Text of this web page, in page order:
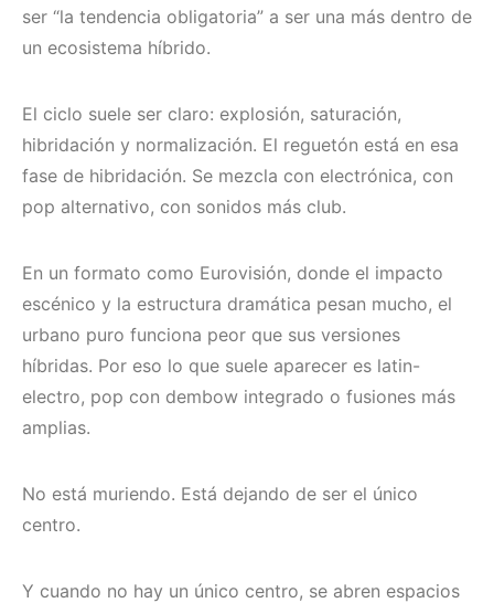
ser “la tendencia obligatoria” a ser una más dentro de
un ecosistema híbrido.
El ciclo suele ser claro: explosión, saturación,
hibridación y normalización. El reguetón está en esa
fase de hibridación. Se mezcla con electrónica, con
pop alternativo, con sonidos más club.
En un formato como Eurovisión, donde el impacto
escénico y la estructura dramática pesan mucho, el
urbano puro funciona peor que sus versiones
híbridas. Por eso lo que suele aparecer es latin-
electro, pop con dembow integrado o fusiones más
amplias.
No está muriendo. Está dejando de ser el único
centro.
Y cuando no hay un único centro, se abren espacios